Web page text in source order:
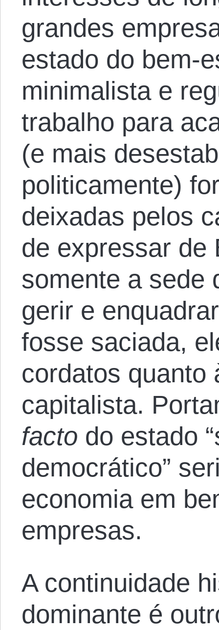
grandes
estado do bem-
minimalista e
trabalho para
(e mais
politicamente)
deixadas pelos
de expressar de
somente a sede
gerir e
fosse saciada,
cordatos quanto
capitalista.
facto do estado
democrático”
economia em
empresas.
A continuidade
dominante é